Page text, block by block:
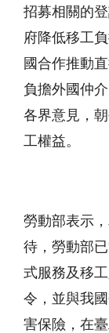
招募相關的
府降低移工
國合作推動
負擔外國仲
各界意見，
工權益。
勞動部表示
待，勞動部
式服務及移
令，並與我
害保險，在